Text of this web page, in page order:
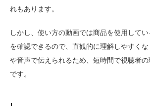
れもあります。
しかし、使い方の動画では商品を使用して
を確認できるので、直観的に理解しやすく
や音声で伝えられるため、短時間で視聴者
です。